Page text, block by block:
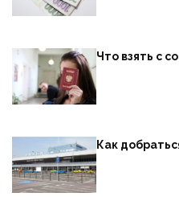
Что взять с
Как